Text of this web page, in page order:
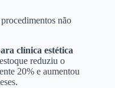
não
clínica estética
reduziu o
20% e aumentou